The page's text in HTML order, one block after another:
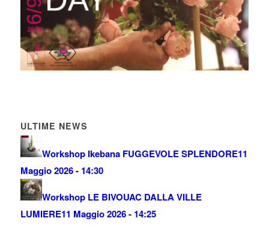
ULTIME NEWS
Workshop Ikebana FUGGEVOLE SPLENDORE11
Maggio 2026 - 14:30
Workshop LE BIVOUAC DALLA VILLE
LUMIERE11 Maggio 2026 - 14:25